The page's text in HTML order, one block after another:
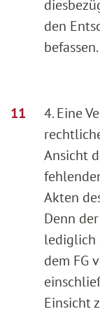
den
befassen.
4. Eine
Ansicht
Akten
Denn
lediglich
dem FG
Einsicht